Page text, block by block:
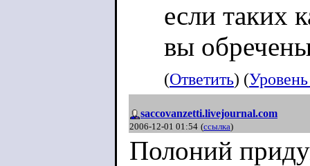
если таких
вы
(Ответить) (
saccovanzetti.livejournal.com
2006-12-01 01:54 (ссылка)
Полоний